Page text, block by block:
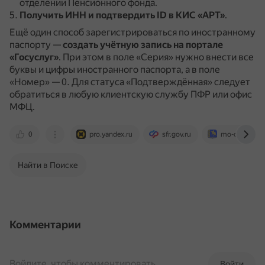
отделении Пенсионного фонда.
Получить ИНН и подтвердить ID в КИС «АРТ».
Ещё один способ зарегистрироваться по иностранному
паспорту —создать учётную запись на портале
«Госуслуг». При этом в поле «Серия» нужно внести все
буквы и цифры иностранного паспорта, а в поле
«Номер» — 0. Для статуса «Подтверждённая» следует
обратиться в любую клиентскую службу ПФР или офис
МФЦ.
0 pro.yandex.ru sfr.gov.ru mo-
Найти в Поиске
Комментарии